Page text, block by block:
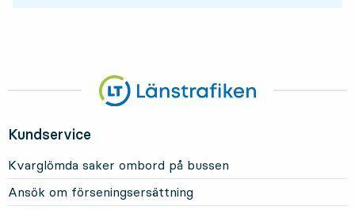
Kundservice
Kvarglömda saker ombord på bussen
Ansök om förseningsersättning